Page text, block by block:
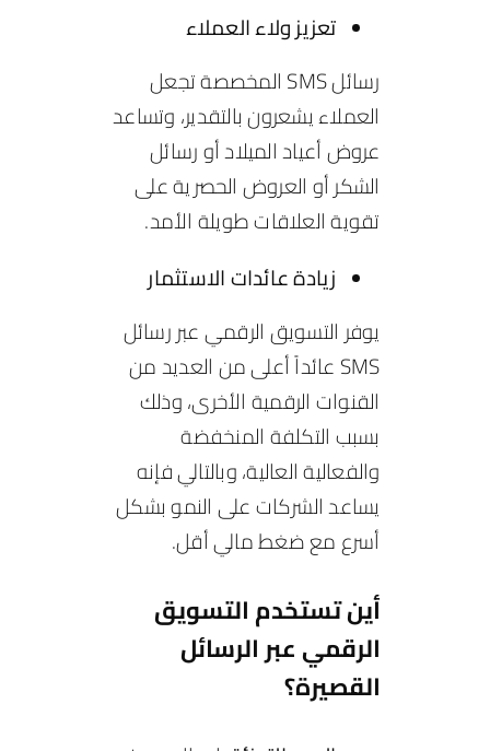
تعزيز ولاء العملاء
رسائل SMS المخصصة تجعل
العملاء يشعرون بالتقدير، وتساعد
عروض أعياد الميلاد أو رسائل
الشكر أو العروض الحصرية على
تقوية العلاقات طويلة الأمد.
زيادة عائدات الاستثمار
يوفر التسويق الرقمي عبر رسائل
SMS عائداً أعلى من العديد من
القنوات الرقمية الأخرى، وذلك
بسبب التكلفة المنخفضة
والفعالية العالية، وبالتالي فإنه
يساعد الشركات على النمو بشكل
أسرع مع ضغط مالي أقل.
أين تستخدم التسويق
الرقمي عبر الرسائل
القصيرة؟